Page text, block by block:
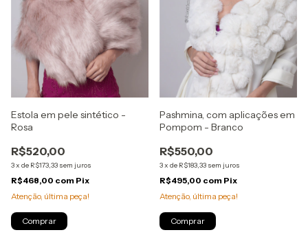
Estola em pele sintético -
Rosa
R$520,00
3x de R$173,33 sem juros
R$468,00 com Pix
Atenção, última peça!
Comprar
Pashmina, com aplicações em
Pompom - Branco
R$550,00
3x de R$183,33 sem juros
R$495,00 com Pix
Atenção, última peça!
Comprar